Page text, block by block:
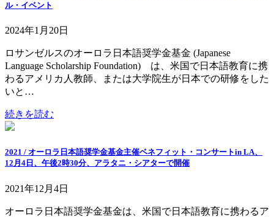
ル・イベント
2024年1月20日
ロサンゼルスのオーロラ日本語奨学金基金 (Japanese
Language Scholarship Foundation) は、米国で日本語教育に携
わるアメリカ人教師、または大学院生が日本での研修をした
いと…
続きを読む
2021 / オーロラ日本語奨学金基金主催ベネフィット・コンサートin LA、
12月4日、午後2時30分、アラタニ・シアターで開催
2021年12月4日
オーロラ日本語奨学金基金は、米国で日本語教育に携わるア